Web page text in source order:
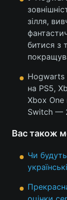
зілля,
битися з
Hogwarts
на PS5,
Xbox One
Switch —
Вас також
Чи